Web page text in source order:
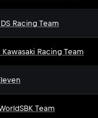
Racing Team
Racing Team
Team